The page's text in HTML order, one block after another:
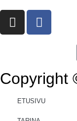
Copyright
ETUSIVU